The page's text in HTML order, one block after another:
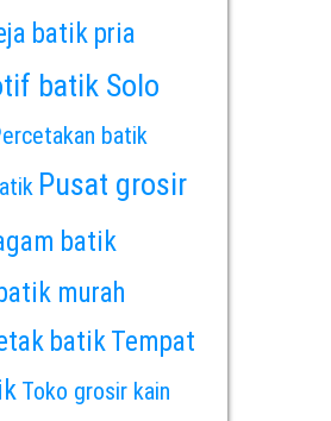
batik pria
batik Solo
batik
Pusat grosir
batik
murah
batik Tempat
Toko grosir kain